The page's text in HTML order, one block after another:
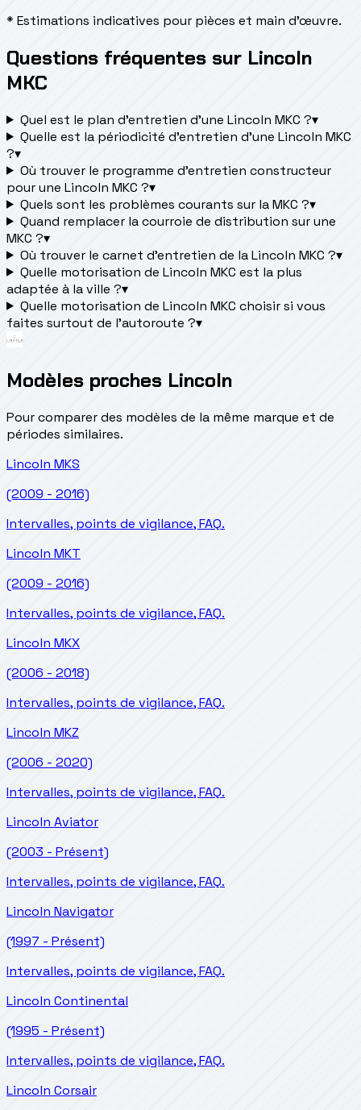
* Estimations indicatives pour pièces et main d'œuvre.
Questions fréquentes sur Lincoln
MKC
Quel est le plan d’entretien d’une Lincoln MKC ?▾
Quelle est la périodicité d’entretien d’une Lincoln MKC
?▾
Où trouver le programme d’entretien constructeur
pour une Lincoln MKC ?▾
Quels sont les problèmes courants sur la MKC ?▾
Quand remplacer la courroie de distribution sur une
MKC ?▾
Où trouver le carnet d'entretien de la Lincoln MKC ?▾
Quelle motorisation de Lincoln MKC est la plus
adaptée à la ville ?▾
Quelle motorisation de Lincoln MKC choisir si vous
faites surtout de l'autoroute ?▾
Modèles proches Lincoln
Pour comparer des modèles de la même marque et de
périodes similaires.
Lincoln MKS
(2009 - 2016)
Intervalles, points de vigilance, FAQ.
Lincoln MKT
(2009 - 2016)
Intervalles, points de vigilance, FAQ.
Lincoln MKX
(2006 - 2018)
Intervalles, points de vigilance, FAQ.
Lincoln MKZ
(2006 - 2020)
Intervalles, points de vigilance, FAQ.
Lincoln Aviator
(2003 - Présent)
Intervalles, points de vigilance, FAQ.
Lincoln Navigator
(1997 - Présent)
Intervalles, points de vigilance, FAQ.
Lincoln Continental
(1995 - Présent)
Intervalles, points de vigilance, FAQ.
Lincoln Corsair